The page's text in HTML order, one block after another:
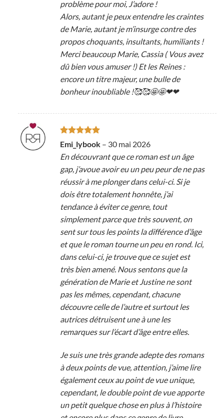
problème pour moi, J’adore !
Alors, autant je peux entendre les craintes
de Marie, autant je m’insurge contre des
propos choquants, insultants, humiliants !
Merci beaucoup Marie, Cassia ( Vous avez
dû bien vous amuser !) Et les Reines :
encore un titre majeur, une bulle de
bonheur inoubliable !🥰🥰🤩🤩❤❤
Note5sur
5
Emi_lybook – 30 mai 2026
En découvrant que ce roman est un âge
gap, j’avoue avoir eu un peu peur de ne pas
réussir à me plonger dans celui-ci. Si je
dois être totalement honnête, j’ai
tendance à éviter ce genre, tout
simplement parce que très souvent, on
sent sur tous les points la différence d’âge
et que le roman tourne un peu en rond. Ici,
dans celui-ci, je trouve que ce sujet est
très bien amené. Nous sentons que la
génération de Marie et Justine ne sont
pas les mêmes, cependant, chacune
découvre celle de l’autre et surtout les
autrices détruisent une à une les
remarques sur l’écart d’âge entre elles.
Je suis une très grande adepte des romans
à deux points de vue, attention, j’aime lire
également ceux au point de vue unique,
cependant, le double point de vue apporte
un petit quelque chose en plus à l’histoire